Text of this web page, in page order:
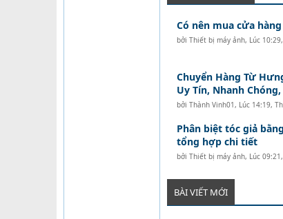
Có nên mua cửa
bởi Thiết bị máy ảnh, Lúc
Chuyển Hàng Từ
Uy Tín, Nhanh Chóng,
bởi Thành Vinh01, Lúc 14:19,
Phân biệt tóc giả
tổng hợp chi tiết
bởi Thiết bị máy ảnh, Lúc
BÀI VIẾT MỚI